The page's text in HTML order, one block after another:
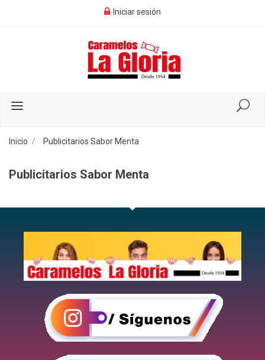
Iniciar sesión
Inicio Publicitarios Sabor Menta
Publicitarios Sabor Menta